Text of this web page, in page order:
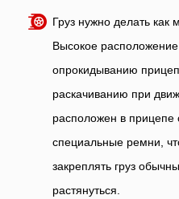
Груз нужно делать
Высокое
опрокидыванию
раскачиванию при
расположен в прицепе
специальные ремни,
закреплять груз
растянуться.